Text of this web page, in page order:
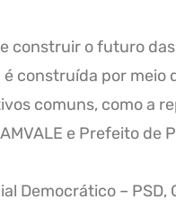
construir o futuro
construída por
comuns, como a
e Prefeito
Democrático –